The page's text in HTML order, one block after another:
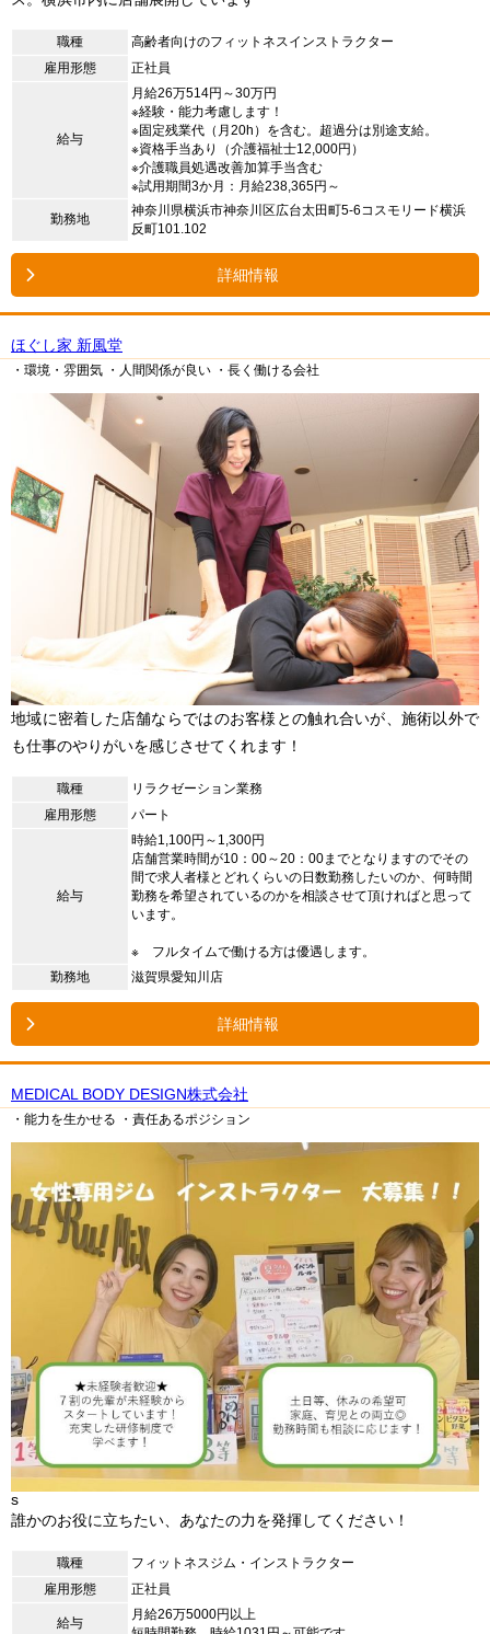
職種
高齢者向けのフィットネスインストラクター
雇用形態
正社員
給与
月給26万514円～30万円
※経験・能力考慮します！
※固定残業代（月20h）を含む。超過分は別途支給。
※資格手当あり（介護福祉士12,000円）
※介護職員処遇改善加算手当含む
※試用期間3か月：月給238,365円～
勤務地
神奈川県横浜市神奈川区広台太田町5-6コスモリード横浜
反町101.102
詳細情報
ほぐし家 新風堂
・環境・雰囲気 ・人間関係が良い ・長く働ける会社
地域に密着した店舗ならではのお客様との触れ合いが、施術以外で
も仕事のやりがいを感じさせてくれます！
職種
リラクゼーション業務
雇用形態
パート
給与
時給1,100円～1,300円
店舗営業時間が10：00～20：00までとなりますのでその
間で求人者様とどれくらいの日数勤務したいのか、何時間
勤務を希望されているのかを相談させて頂ければと思って
います。
※ フルタイムで働ける方は優遇します。
勤務地
滋賀県愛知川店
詳細情報
MEDICAL BODY DESIGN株式会社
・能力を生かせる ・責任あるポジション
s
誰かのお役に立ちたい、あなたの力を発揮してください！
職種
フィットネスジム・インストラクター
雇用形態
正社員
給与
月給26万5000円以上